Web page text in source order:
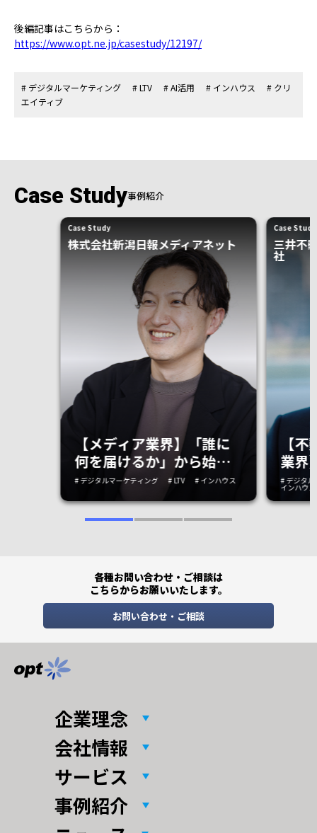
後編記事はこちらから：
https://www.opt.ne.jp/casestudy/12197/
# デジタルマーケティング # LTV # AI活用 # インハウス
# クリ
エイティブ
Case Study事例紹介
Case Study
株式会社新潟日報メディアネット
【メディア業界】「誰に
何を届けるか」から始め
た再設計。100万PVで停
滞したメディアを成長軌
道へ導く「自走組織」の
# デジタルマーケティング # LTV # インハウス
Case Study
三井不
社
【
業界
創型
の進
# デジタル
インハウス
各種お問い合わせ・ご相談は
こちらからお願いいたします。
お問い合わせ・ご相談
企業理念
会社情報
サービス
事例紹介